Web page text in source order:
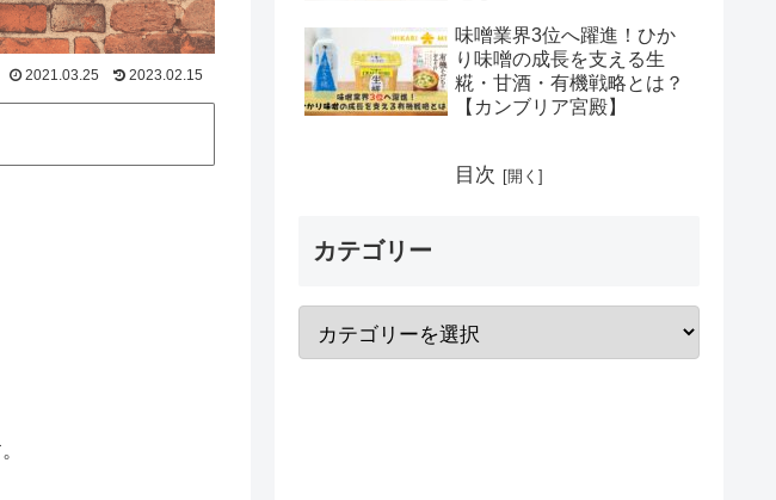
2021.03.25 2023.02.15
味噌業界3位へ躍進！ひか
り味噌の成長を支える生
糀・甘酒・有機戦略とは？
【カンブリア宮殿】
目次
カテゴリー